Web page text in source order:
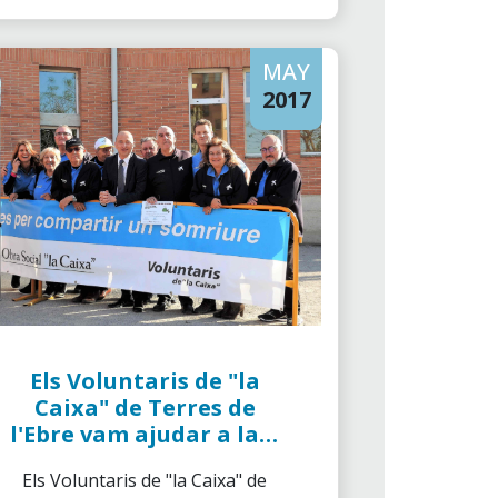
MAY
2017
Els Voluntaris de "la
Caixa" de Terres de
l'Ebre vam ajudar a la X
Sang a Tortosa
Els Voluntaris de "la Caixa" de